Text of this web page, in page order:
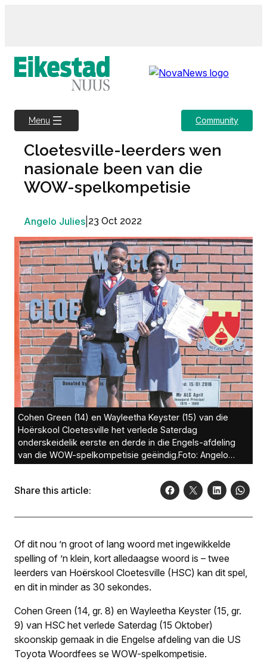
Menu Community
Cloetesville-leerders wen
nasionale been van die
WOW-spelkompetisie
Angelo Julies 23 Oct 2022
Cohen Green (14) en Wayleetha Keyster (15) van die
Hoërskool Cloetesville het verlede Saterdag
onderskeidelik eerste en derde in die Engels-afdeling
van die WOW-spelkompetisie geëindig.Foto: Angelo
Julies
Share this article:
Of dit nou ’n groot of lang woord met ingewikkelde
spelling of ’n klein, kort alledaagse woord is – twee
leerders van Hoërskool Cloetesville (HSC) kan dit spel,
en dit in minder as 30 sekondes.
Cohen Green (14, gr. 8) en Wayleetha Keyster (15, gr.
9) van HSC het verlede Saterdag (15 Oktober)
skoonskip gemaak in die Engelse afdeling van die US
Toyota Woordfees se WOW-spelkompetisie.